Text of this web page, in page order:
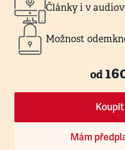
Články i v
Možnost
od
Mám